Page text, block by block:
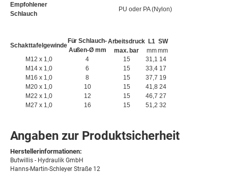
Empfohlener
Schlauch
PU oder PA (Nylon)
Schakttafelgewinde
Für Schlauch-
Außen-Ø mm
Arbeitsdruck
max. bar
L1
mm
SW
mm
M12 x 1,0
4 15 31,1 14
M14 x 1,0
6 15 33,4 17
M16 x 1,0
8 15 37,7 19
M20 x 1,0
10 15 41,8 24
M22 x 1,0
12 15 46,7 27
M27 x 1,0
16 15 51,2 32
Angaben zur Produktsicherheit
Herstellerinformationen:
Butwillis - Hydraulik GmbH
Hanns-Martin-Schleyer Straße 12